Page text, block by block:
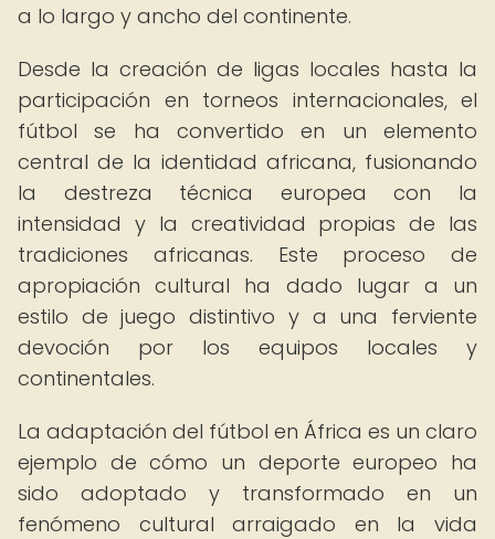
a lo largo y ancho del continente.
Desde la creación de ligas locales hasta la
participación en torneos internacionales, el
fútbol se ha convertido en un elemento
central de la identidad africana, fusionando
la destreza técnica europea con la
intensidad y la creatividad propias de las
tradiciones africanas. Este proceso de
apropiación cultural ha dado lugar a un
estilo de juego distintivo y a una ferviente
devoción por los equipos locales y
continentales.
La adaptación del fútbol en África es un claro
ejemplo de cómo un deporte europeo ha
sido adoptado y transformado en un
fenómeno cultural arraigado en la vida